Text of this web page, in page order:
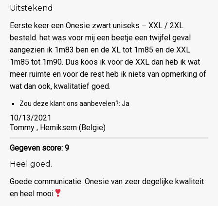
Uitstekend
Eerste keer een Onesie zwart uniseks – XXL / 2XL
besteld. het was voor mij een beetje een twijfel geval
aangezien ik 1m83 ben en de XL tot 1m85 en de XXL
1m85 tot 1m90. Dus koos ik voor de XXL dan heb ik wat
meer ruimte en voor de rest heb ik niets van opmerking of
wat dan ook, kwalitatief goed.
Zou deze klant ons aanbevelen?: Ja
10/13/2021
Tommy , Hemiksem (Belgie)
Gegeven score: 9
Heel goed.
Goede communicatie. Onesie van zeer degelijke kwaliteit
en heel mooi